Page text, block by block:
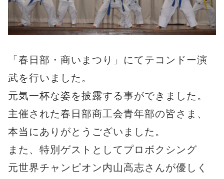
「春日部・商いまつり」にてテコンドー演
武を行いました。
元気一杯な姿を披露する事ができました。
主催された春日部商工会青年部の皆さま、
本当にありがとうございました。
また、特別ゲストとしてプロボクシング
元世界チャンピオン内山高志さんが優しく